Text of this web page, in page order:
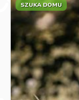
SZUKA DOMU